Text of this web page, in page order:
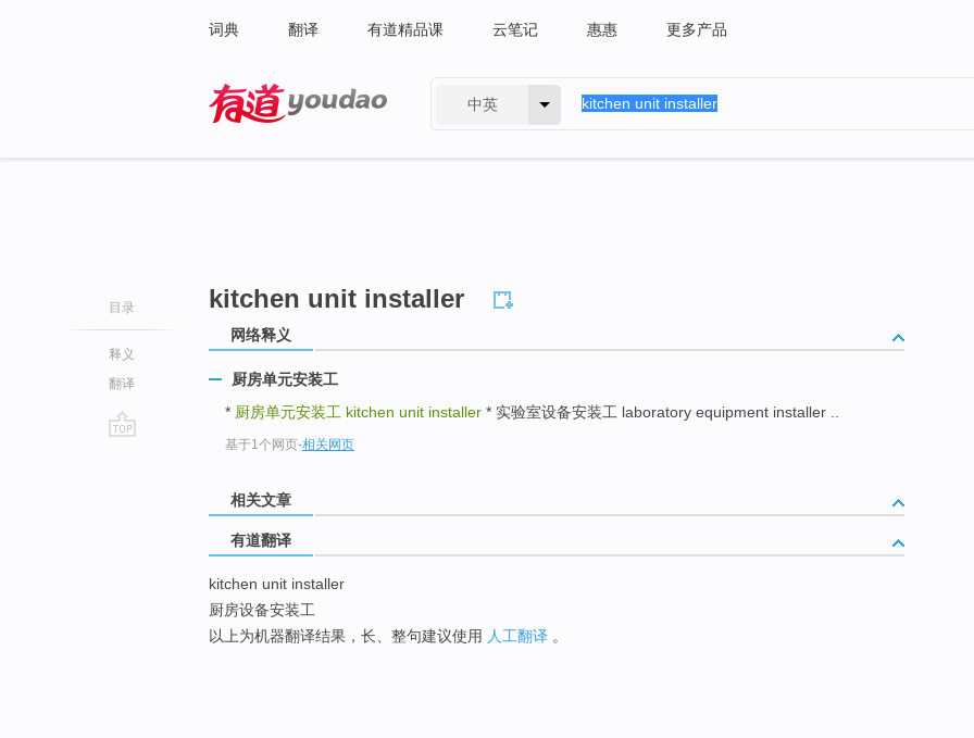
词典 翻译 有道精品课 云笔记 惠惠 更多产品
中英
目录
释义
翻译
kitchen unit installer
网络释义
厨房单元安装工
* 厨房单元安装工 kitchen unit installer * 实验室设备安装工 laboratory equipment installer ..
基于1个网页-相关网页
相关文章
有道翻译
kitchen unit installer
厨房设备安装工
以上为机器翻译结果，长、整句建议使用 人工翻译 。